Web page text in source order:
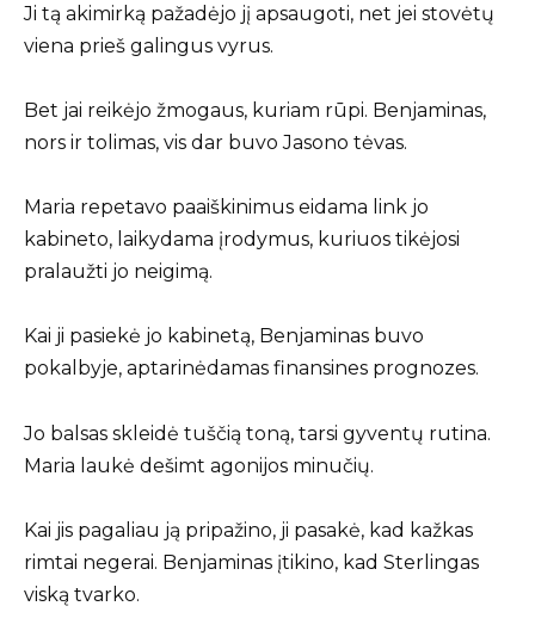
Ji tą akimirką pažadėjo jį apsaugoti, net jei stovėtų
viena prieš galingus vyrus.
Bet jai reikėjo žmogaus, kuriam rūpi. Benjaminas,
nors ir tolimas, vis dar buvo Jasono tėvas.
Maria repetavo paaiškinimus eidama link jo
kabineto, laikydama įrodymus, kuriuos tikėjosi
pralaužti jo neigimą.
Kai ji pasiekė jo kabinetą, Benjaminas buvo
pokalbyje, aptarinėdamas finansines prognozes.
Jo balsas skleidė tuščią toną, tarsi gyventų rutina.
Maria laukė dešimt agonijos minučių.
Kai jis pagaliau ją pripažino, ji pasakė, kad kažkas
rimtai negerai. Benjaminas įtikino, kad Sterlingas
viską tvarko.